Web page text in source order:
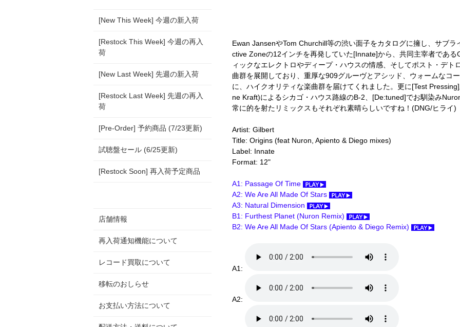
Ewan JansenやTom Churchill等の渋い面子をカタログに擁し、サブ
ctive Zoneの12インチを再発していた[Innate]から、共同主宰者であ
ィックなエレクトロやディープ・ハウスの情感、そしてポスト・デト
曲群を展開しており、重厚な909グルーヴとアシッド、ウォームなコ
に、ハイクオリティな楽曲群を届けてくれました。更に[Test
ne Kraft)によるシカゴ・ハウス路線のB-2、[De:tuned]でお馴染み
常に的を射たリミックスもそれぞれ素晴らしいですね！(DNG/ヒライ)
Artist: Gilbert
Title: Origins (feat Nuron, Apiento & Diego mixes)
Label: Innate
Format: 12"
A1: Passage Of Time
A2: We Are All Made Of Stars
A3: Natural Dimension
B1: Furthest Planet (Nuron Remix)
B2: We Are All Made Of Stars (Apiento & Diego Remix)
A1:
A2:
[New This Week] 今週の新入荷
[Restock This Week] 今週の再入
荷
[New Last Week] 先週の新入荷
[Restock Last Week] 先週の再入
荷
[Pre-Order] 予約商品 (7/23更新)
試聴盤セール (6/25更新)
[Restock Soon] 再入荷予定商品
店舗情報
再入荷通知機能について
レコード買取について
移転のおしらせ
お支払い方法について